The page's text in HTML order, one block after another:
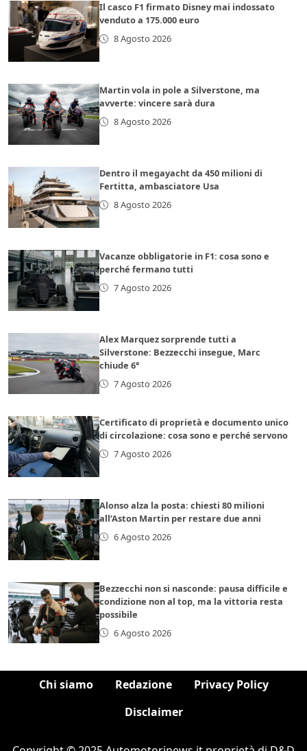
Il casco F1 firmato Disney mai indossato
venduto a 175.000 euro
8 Agosto 2026
Martin vola in pole a Silverstone, ma
avverte: vincere sarà dura
8 Agosto 2026
Dentro il megayacht da 450 milioni di
Fertitta, ambasciatore Usa
8 Agosto 2026
Vacanze obbligatorie in F1: cosa sono e
perché fermano tutti
7 Agosto 2026
Alex Marquez sorprende tutti a
Silverstone: Bezzecchi insegue, Marc
chiude 6°
7 Agosto 2026
Certificato di proprietà e documento unico
di circolazione: cosa sono e perché servono
7 Agosto 2026
Alonso alza la posta: chiesti 80 milioni
all’Aston Martin per restare due anni
6 Agosto 2026
Bezzecchi non si nasconde: pausa difficile e
condizione non al top, ma la vittoria resta
possibile
6 Agosto 2026
Chi siamo Redazione
Privacy Policy
Disclaimer